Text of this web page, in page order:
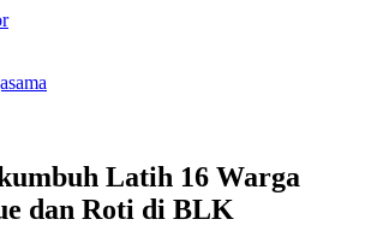
Latih 16 Warga
dan Roti di BLK